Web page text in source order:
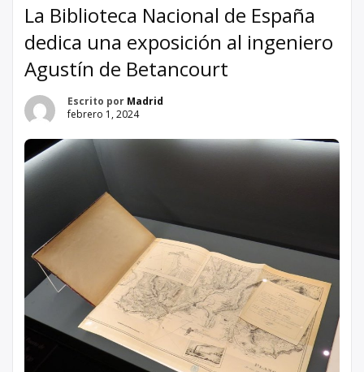
La Biblioteca Nacional de España
dedica una exposición al ingeniero
Agustín de Betancourt
Escrito por Madrid
febrero 1, 2024